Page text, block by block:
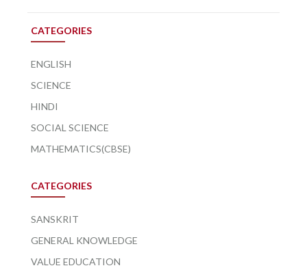
CATEGORIES
ENGLISH
SCIENCE
HINDI
SOCIAL SCIENCE
MATHEMATICS(CBSE)
CATEGORIES
SANSKRIT
GENERAL KNOWLEDGE
VALUE EDUCATION